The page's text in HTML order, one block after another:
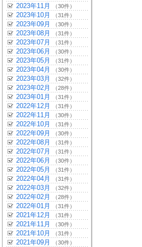
2023年11月 （30件）
2023年10月 （31件）
2023年09月 （30件）
2023年08月 （31件）
2023年07月 （31件）
2023年06月 （30件）
2023年05月 （31件）
2023年04月 （30件）
2023年03月 （32件）
2023年02月 （28件）
2023年01月 （31件）
2022年12月 （31件）
2022年11月 （30件）
2022年10月 （31件）
2022年09月 （30件）
2022年08月 （31件）
2022年07月 （31件）
2022年06月 （30件）
2022年05月 （31件）
2022年04月 （31件）
2022年03月 （32件）
2022年02月 （28件）
2022年01月 （31件）
2021年12月 （31件）
2021年11月 （30件）
2021年10月 （31件）
2021年09月 （30件）